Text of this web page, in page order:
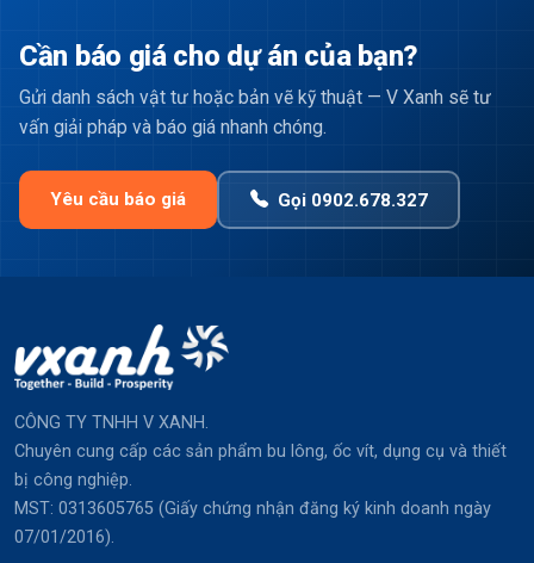
Cần báo giá cho dự án của bạn?
Gửi danh sách vật tư hoặc bản vẽ kỹ thuật — V Xanh sẽ tư
vấn giải pháp và báo giá nhanh chóng.
Yêu cầu báo giá Gọi 0902.678.327
CÔNG TY TNHH V XANH.
Chuyên cung cấp các sản phẩm bu lông, ốc vít, dụng cụ và thiết
bị công nghiệp.
MST: 0313605765 (Giấy chứng nhận đăng ký kinh doanh ngày
07/01/2016).